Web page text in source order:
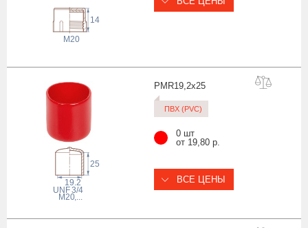
14
M20
PMR19,2x25
ПВХ (PVC)
19.2
25
,...
M20
UNF3/4
0 шт
от 19,80 р.
ВСЕ ЦЕНЫ